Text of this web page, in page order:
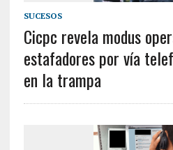
SUCESOS
Cicpc revela modus
estafadores por vía
en la trampa